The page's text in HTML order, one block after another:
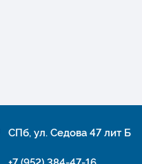
СПб, ул. Седова 47 лит Б